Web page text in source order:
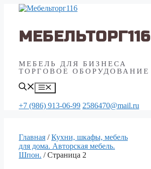
Перейти
МЕБЕЛЬТОРГ116
МЕБЕЛЬ ДЛЯ БИЗНЕСА
ТОРГОВОЕ ОБОРУДОВАНИЕ
Меню
+7 (986) 913-06-99 2586470@mail.ru
Главная /Кухни, шкафы, мебель
для дома. Авторская мебель.
Шпон. / Страница 2